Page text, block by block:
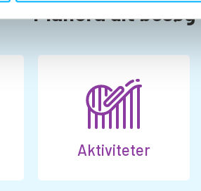
Planera dit besøg
Aktiviteter